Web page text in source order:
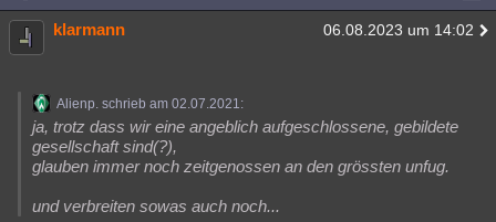
Menschen Wissenschaft Politik Mystery Kriminalfälle
Spiritualität
Natur Umfragen Unterhaltung
weitere Rubriken
Philosophie Träume Orte Esoterik Literatur
Astronomie Helpdesk Gruppen
klarmann 06.08.2023 um 14:02
Alienp. schrieb am 02.07.2021:
ja, trotz dass wir eine angeblich aufgeschlossene, gebildete
gesellschaft sind(?),
glauben immer noch zeitgenossen an den grössten unfug.
und verbreiten sowas auch noch...